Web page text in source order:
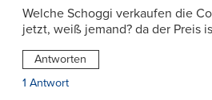
Welche Schoggi verkaufen die
jetzt, weiß jemand? da der Preis
Antworten
1 Antwort